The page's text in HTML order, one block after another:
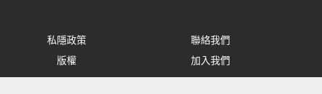
私隱政策
聯絡我們
版權 加入我們